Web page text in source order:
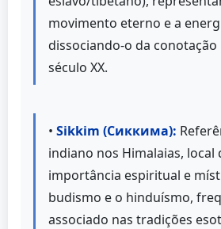
movimento eterno e a
dissociando-o da
século XX.
• Sikkim (Сиккима):
indiano nos Himalaias, local
importância espiritual e
budismo e o hinduísmo,
associado nas tradições